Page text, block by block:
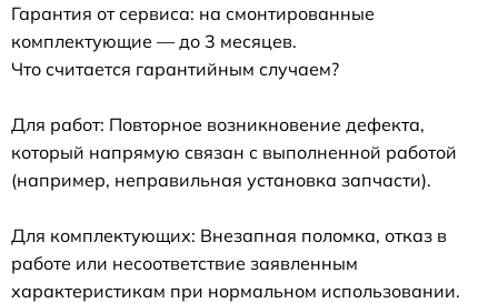
Гарантия от сервиса: на смонтированные
комплектующие — до 3 месяцев.
Что считается гарантийным случаем?
Для работ: Повторное возникновение дефекта,
который напрямую связан с выполненной работой
(например, неправильная установка запчасти).
Для комплектующих: Внезапная поломка, отказ в
работе или несоответствие заявленным
характеристикам при нормальном использовании.